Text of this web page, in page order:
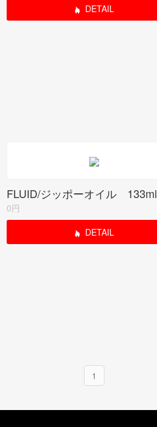
DETAIL
FLUID/ジッポーオイル 133ml
0円
DETAIL
1